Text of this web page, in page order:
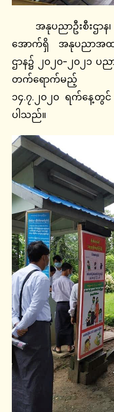
အနုပညာဦးစီးဌာ
အောက်ရှိ အနုပညာအထက်
ဌာန၌ ၂၀၂၀-၂၀၂၁
တက်ရောက်မည့် ကျော
၁၄.၇.၂၀၂၀ ရက်နေ့တွင်
ပါသည်။